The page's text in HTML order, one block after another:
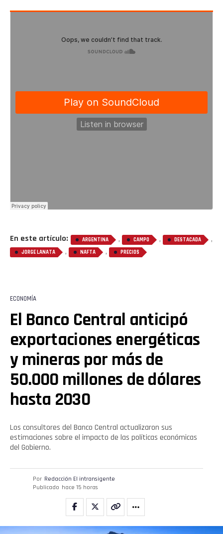
En este artículo: ARGENTINA , CAMPO , DESTACADA ,
JORGE LANATA , NAFTA , PRECIOS
ECONOMÍA
El Banco Central anticipó
exportaciones energéticas
y mineras por más de
50.000 millones de dólares
hasta 2030
Los consultores del Banco Central actualizaron sus
estimaciones sobre el impacto de las políticas económicas
del Gobierno.
Por Redacción El intransigente
Publicado hace 15 horas